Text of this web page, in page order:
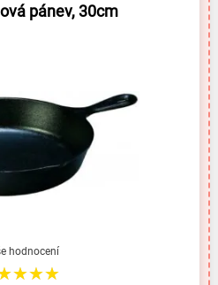
pánev, 30cm
hodnocení